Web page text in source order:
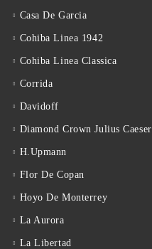
Casa De Garcia
Cohiba Linea 1942
Cohiba Linea Classica
Corrida
Davidoff
Diamond Crown Julius Caeser
H.Upmann
Flor De Copan
Hoyo De Monterrey
La Aurora
La Libertad